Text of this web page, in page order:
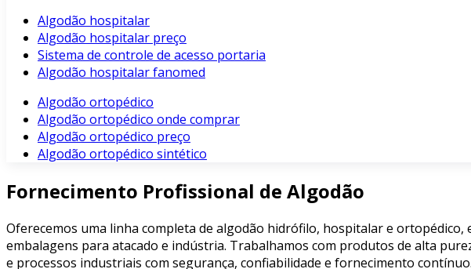
Algodão hospitalar
Algodão hospitalar preço
Sistema de controle de acesso portaria
Algodão hospitalar fanomed
Algodão ortopédico
Algodão ortopédico onde comprar
Algodão ortopédico preço
Algodão ortopédico sintético
Fornecimento Profissional de Algodão
Oferecemos uma linha completa de algodão hidrófilo, hospitalar e
embalagens para atacado e indústria. Trabalhamos com produtos de alta
e processos industriais com segurança, confiabilidade e fornecimento contínuo.